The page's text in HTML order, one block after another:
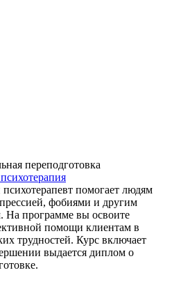
переподготовка
помогает людям
фобиями и другим
На программе вы освоите
помощи клиентам в
трудностей. Курс включает
выдается диплом о